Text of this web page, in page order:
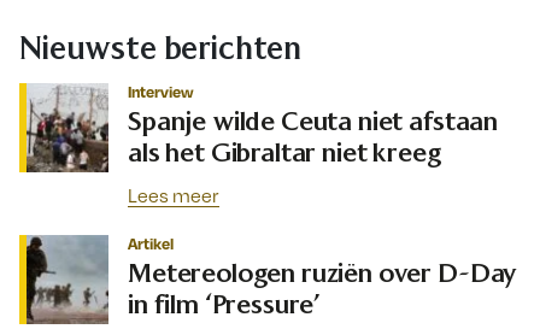
Nieuwste berichten
Interview
Spanje wilde Ceuta niet afstaan
als het Gibraltar niet kreeg
Lees meer
Artikel
Metereologen ruziën over D-Day
in film ‘Pressure’